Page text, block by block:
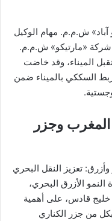
آباد» ش.م.م. مهام الوكيل
شركة «مارتيكو» ش.م.م.
الميناء، وقد خاضت
السككي بالميناء ضمن
وجزر
تعزيز النقل البحري
الأزرق البحري،
خليج قادس، على أهمية
من جزر الكناري